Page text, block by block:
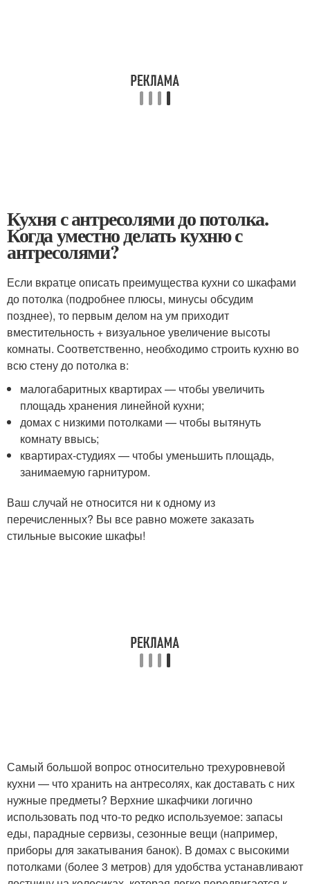
Кухня с антресолями до потолка.
Когда уместно делать кухню с
антресолями?
Если вкратце описать преимущества кухни со шкафами
до потолка (подробнее плюсы, минусы обсудим
позднее), то первым делом на ум приходит
вместительность + визуальное увеличение высоты
комнаты. Соответственно, необходимо строить кухню во
всю стену до потолка в:
малогабаритных квартирах — чтобы увеличить
площадь хранения линейной кухни;
домах с низкими потолками — чтобы вытянуть
комнату ввысь;
квартирах-студиях — чтобы уменьшить площадь,
занимаемую гарнитуром.
Ваш случай не относится ни к одному из
перечисленных? Вы все равно можете заказать
стильные высокие шкафы!
Самый большой вопрос относительно трехуровневой
кухни — что хранить на антресолях, как доставать с них
нужные предметы? Верхние шкафчики логично
использовать под что-то редко используемое: запасы
еды, парадные сервизы, сезонные вещи (например,
приборы для закатывания банок). В домах с высокими
потолками (более 3 метров) для удобства устанавливают